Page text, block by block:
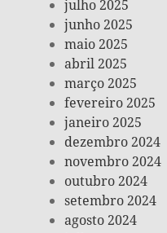
julho 2025
junho 2025
maio 2025
abril 2025
março 2025
fevereiro 2025
janeiro 2025
dezembro 2024
novembro 2024
outubro 2024
setembro 2024
agosto 2024